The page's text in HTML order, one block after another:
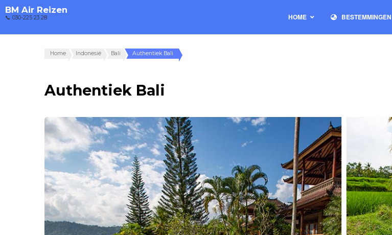
BM Air Reizen
📞 030-225 23 28 HOME BESTEMMINGEN
Home Indonesië Bali Authentiek Bali
Authentiek Bali